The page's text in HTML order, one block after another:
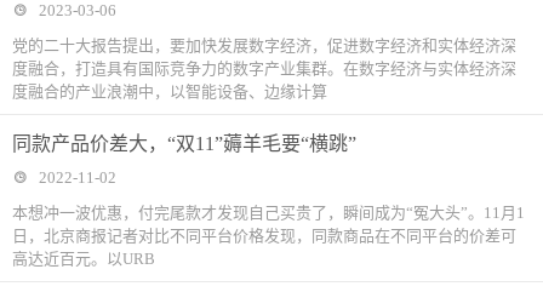
2023-03-06
党的二十大报告提出，要加快发展数字经济，促进数字经济和实体经济深
度融合，打造具有国际竞争力的数字产业集群。在数字经济与实体经济深
度融合的产业浪潮中，以智能设备、边缘计算
同款产品价差大，“双11”薅羊毛要“横跳”
2022-11-02
本想冲一波优惠，付完尾款才发现自己买贵了，瞬间成为“冤大头”。11月1
日，北京商报记者对比不同平台价格发现，同款商品在不同平台的价差可
高达近百元。以URB